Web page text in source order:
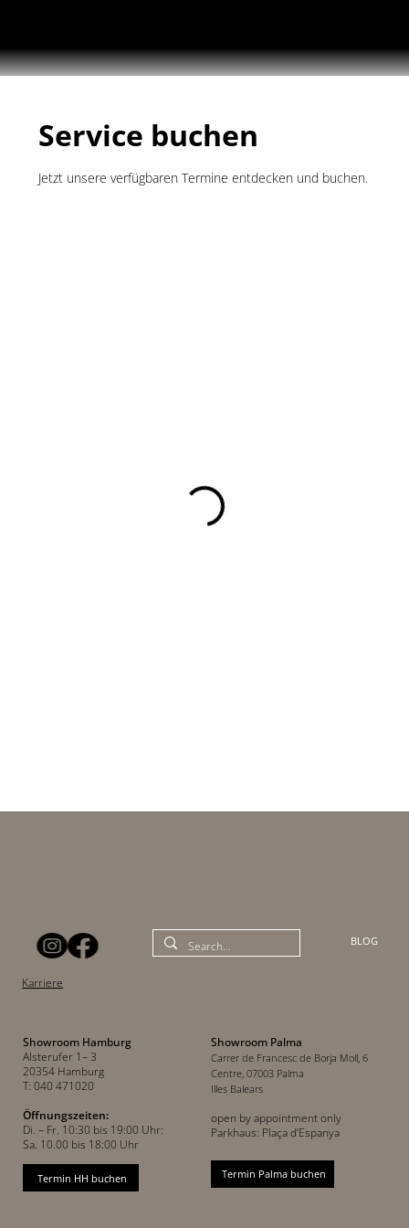
Service buchen
Jetzt unsere verfügbaren Termine entdecken und buchen.
Showroom Hamburg
Alsterufer 1– 3
20354 Hamburg
T: 040 471020
Öffnungszeiten:
Di. – Fr. 10:30 bis 19:00 Uhr:
Sa. 10.00 bis 18:00 Uhr
Termin HH buchen
Showroom Palma
Carrer de Francesc de Borja Moll, 6
Centre, 07003 Palma
Illes Balears
open by appointment only
Parkhaus: Plaça d’Espanya
Termin Palma buchen
BLOG
Karriere